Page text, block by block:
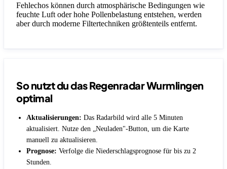
Fehlechos können durch atmosphärische Bedingungen wie
feuchte Luft oder hohe Pollenbelastung entstehen, werden
aber durch moderne Filtertechniken größtenteils entfernt.
So nutzt du das Regenradar Wurmlingen
optimal
Aktualisierungen: Das Radarbild wird alle 5 Minuten
aktualisiert. Nutze den „Neuladen"-Button, um die Karte
manuell zu aktualisieren.
Prognose: Verfolge die Niederschlagsprognose für bis zu 2
Stunden.